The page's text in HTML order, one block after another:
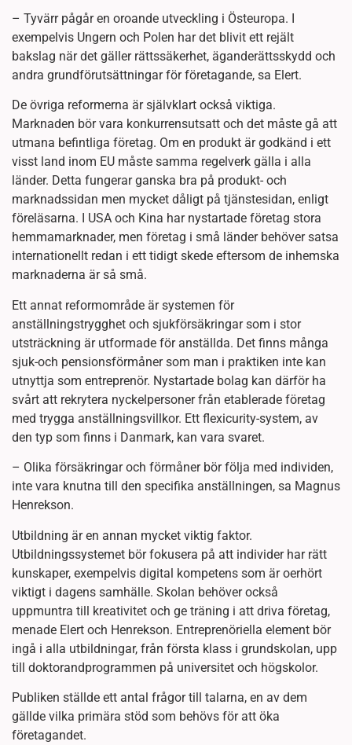
– Tyvärr pågår en oroande utveckling i Östeuropa. I
exempelvis Ungern och Polen har det blivit ett rejält
bakslag när det gäller rättssäkerhet, äganderättsskydd och
andra grundförutsättningar för företagande, sa Elert.
De övriga reformerna är självklart också viktiga.
Marknaden bör vara konkurrensutsatt och det måste gå att
utmana befintliga företag. Om en produkt är godkänd i ett
visst land inom EU måste samma regelverk gälla i alla
länder. Detta fungerar ganska bra på produkt- och
marknadssidan men mycket dåligt på tjänstesidan, enligt
föreläsarna. I USA och Kina har nystartade företag stora
hemmamarknader, men företag i små länder behöver satsa
internationellt redan i ett tidigt skede eftersom de inhemska
marknaderna är så små.
Ett annat reformområde är systemen för
anställningstrygghet och sjukförsäkringar som i stor
utsträckning är utformade för anställda. Det finns många
sjuk-och pensionsförmåner som man i praktiken inte kan
utnyttja som entreprenör. Nystartade bolag kan därför ha
svårt att rekrytera nyckelpersoner från etablerade företag
med trygga anställningsvillkor. Ett flexicurity-system, av
den typ som finns i Danmark, kan vara svaret.
– Olika försäkringar och förmåner bör följa med individen,
inte vara knutna till den specifika anställningen, sa Magnus
Henrekson.
Utbildning är en annan mycket viktig faktor.
Utbildningssystemet bör fokusera på att individer har rätt
kunskaper, exempelvis digital kompetens som är oerhört
viktigt i dagens samhälle. Skolan behöver också
uppmuntra till kreativitet och ge träning i att driva företag,
menade Elert och Henrekson. Entreprenöriella element bör
ingå i alla utbildningar, från första klass i grundskolan, upp
till doktorandprogrammen på universitet och högskolor.
Publiken ställde ett antal frågor till talarna, en av dem
gällde vilka primära stöd som behövs för att öka
företagandet.